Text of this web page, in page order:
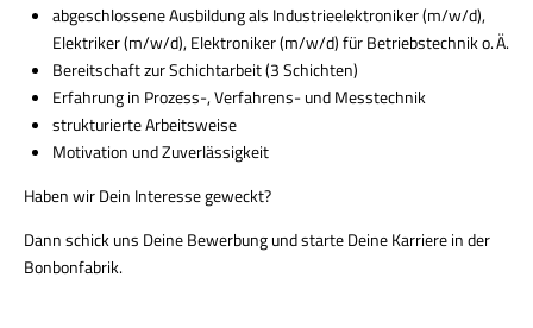
abgeschlossene Ausbildung als Industrieelektroniker (m/w/d),
Elektriker (m/w/d), Elektroniker (m/w/d) für Betriebstechnik o. Ä.
Bereitschaft zur Schichtarbeit (3 Schichten)
Erfahrung in Prozess-, Verfahrens- und Messtechnik
strukturierte Arbeitsweise
Motivation und Zuverlässigkeit
Haben wir Dein Interesse geweckt?
Dann schick uns Deine Bewerbung und starte Deine Karriere in der
Bonbonfabrik.